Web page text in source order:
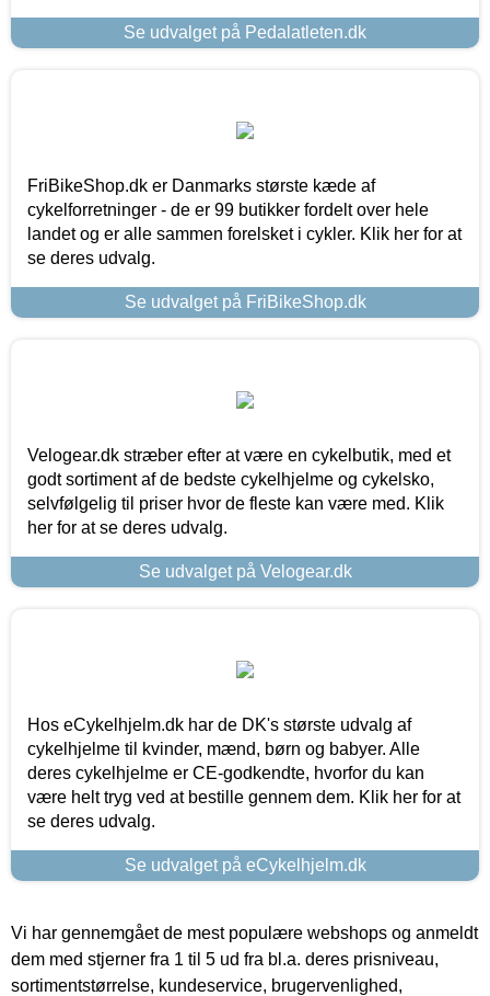
Se udvalget på Pedalatleten.dk
FriBikeShop.dk er Danmarks største kæde af
cykelforretninger - de er 99 butikker fordelt over hele
landet og er alle sammen forelsket i cykler. Klik her for at
se deres udvalg.
Se udvalget på FriBikeShop.dk
Velogear.dk stræber efter at være en cykelbutik, med et
godt sortiment af de bedste cykelhjelme og cykelsko,
selvfølgelig til priser hvor de fleste kan være med. Klik
her for at se deres udvalg.
Se udvalget på Velogear.dk
Hos eCykelhjelm.dk har de DK's største udvalg af
cykelhjelme til kvinder, mænd, børn og babyer. Alle
deres cykelhjelme er CE-godkendte, hvorfor du kan
være helt tryg ved at bestille gennem dem. Klik her for at
se deres udvalg.
Se udvalget på eCykelhjelm.dk
Vi har gennemgået de mest populære webshops og anmeldt
dem med stjerner fra 1 til 5 ud fra bl.a. deres prisniveau,
sortimentstørrelse, kundeservice, brugervenlighed,